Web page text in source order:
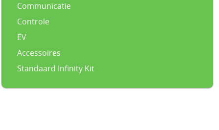
Communicatie
Controle
EV
Accessoires
Standaard Infinity Kit